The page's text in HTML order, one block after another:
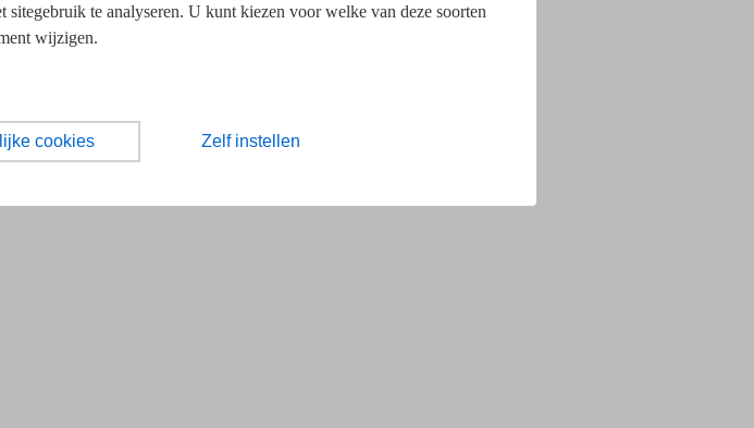
te analyseren. U kunt kiezen voor welke van deze soorten
wijzigen.
cookies Zelf instellen